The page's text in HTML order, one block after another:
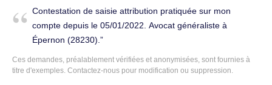
Contestation de saisie attribution pratiquée sur mon
compte depuis le 05/01/2022. Avocat généraliste à
Épernon (28230).
Ces demandes, préalablement vérifiées et anonymisées, sont fournies à
titre d'exemples. Contactez-nous pour modification ou suppression.